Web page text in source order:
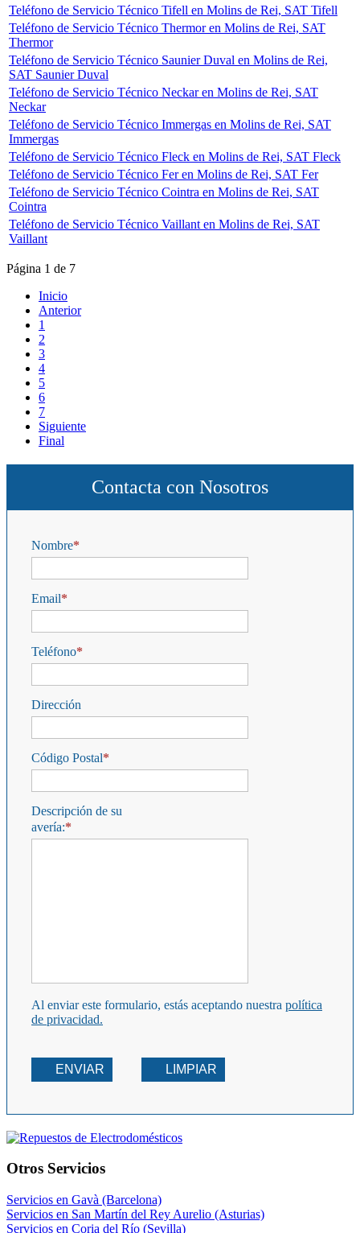
Teléfono de Servicio Técnico Tifell en Molins de Rei, SAT Tifell
Teléfono de Servicio Técnico Thermor en Molins de Rei, SAT
Thermor
Teléfono de Servicio Técnico Saunier Duval en Molins de Rei,
SAT Saunier Duval
Teléfono de Servicio Técnico Neckar en Molins de Rei, SAT
Neckar
Teléfono de Servicio Técnico Immergas en Molins de Rei, SAT
Immergas
Teléfono de Servicio Técnico Fleck en Molins de Rei, SAT Fleck
Teléfono de Servicio Técnico Fer en Molins de Rei, SAT Fer
Teléfono de Servicio Técnico Cointra en Molins de Rei, SAT
Cointra
Teléfono de Servicio Técnico Vaillant en Molins de Rei, SAT
Vaillant
Página 1 de 7
Inicio
Anterior
1
2
3
4
5
6
7
Siguiente
Final
Contacta con Nosotros
Nombre
Email
Teléfono
Dirección
Código Postal
Descripción de su
avería:
Al enviar este formulario, estás aceptando nuestra política
de privacidad.
ENVIAR LIMPIAR
Otros Servicios
Servicios en Gavà (Barcelona)
Servicios en San Martín del Rey Aurelio (Asturias)
Servicios en Coria del Río (Sevilla)